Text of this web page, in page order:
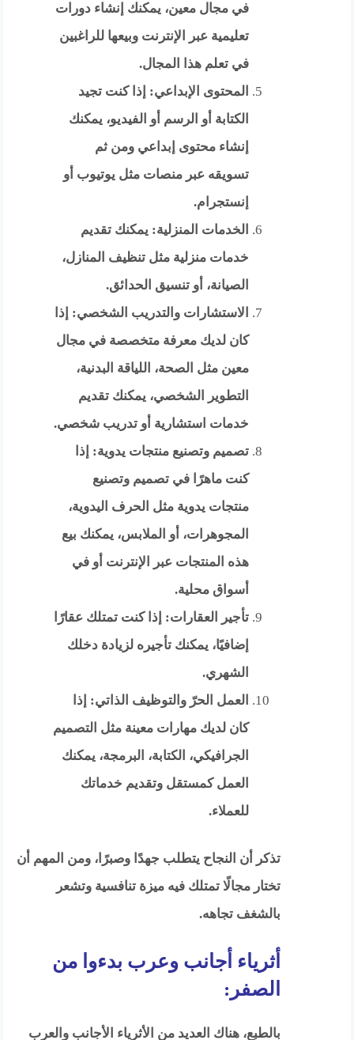
في مجال معين، يمكنك إنشاء دورات
تعليمية عبر الإنترنت وبيعها للراغبين
في تعلم هذا المجال.
المحتوى الإبداعي: إذا كنت تجيد
الكتابة أو الرسم أو الفيديو، يمكنك
إنشاء محتوى إبداعي ومن ثم
تسويقه عبر منصات مثل يوتيوب أو
إنستجرام.
الخدمات المنزلية: يمكنك تقديم
خدمات منزلية مثل تنظيف المنازل،
الصيانة، أو تنسيق الحدائق.
الاستشارات والتدريب الشخصي: إذا
كان لديك معرفة متخصصة في مجال
معين مثل الصحة، اللياقة البدنية،
التطوير الشخصي، يمكنك تقديم
خدمات استشارية أو تدريب شخصي.
تصميم وتصنيع منتجات يدوية: إذا
كنت ماهرًا في تصميم وتصنيع
منتجات يدوية مثل الحرف اليدوية،
المجوهرات، أو الملابس، يمكنك بيع
هذه المنتجات عبر الإنترنت أو في
أسواق محلية.
تأجير العقارات: إذا كنت تمتلك عقارًا
إضافيًا، يمكنك تأجيره لزيادة دخلك
الشهري.
العمل الحرّ والتوظيف الذاتي: إذا
كان لديك مهارات معينة مثل التصميم
الجرافيكي، الكتابة، البرمجة، يمكنك
العمل كمستقل وتقديم خدماتك
للعملاء.
تذكر أن النجاح يتطلب جهدًا وصبرًا، ومن المهم أن
تختار مجالًا تمتلك فيه ميزة تنافسية وتشعر
بالشغف تجاهه.
أثرياء أجانب وعرب بدءوا من
الصفر:
بالطبع، هناك العديد من الأثرياء الأجانب والعرب